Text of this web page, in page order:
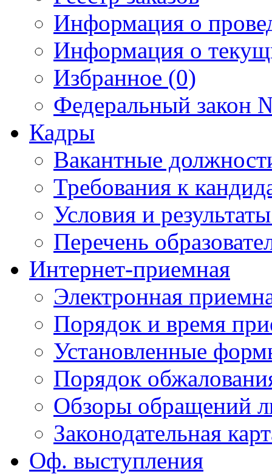
Информация о
Информация о
Избранное (0)
Федеральный закон
Кадры
Вакантные
Требования к
Условия и
Перечень
Интернет-приемная
Электронная
Порядок и время
Установленные
Порядок
Обзоры обращений
Законодательная
Оф. выступления